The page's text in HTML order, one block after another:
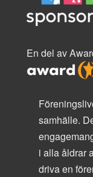
En del av
samhälle.
i alla åldrar
driva en